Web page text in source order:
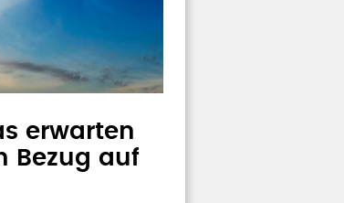
erwarten
Bezug auf